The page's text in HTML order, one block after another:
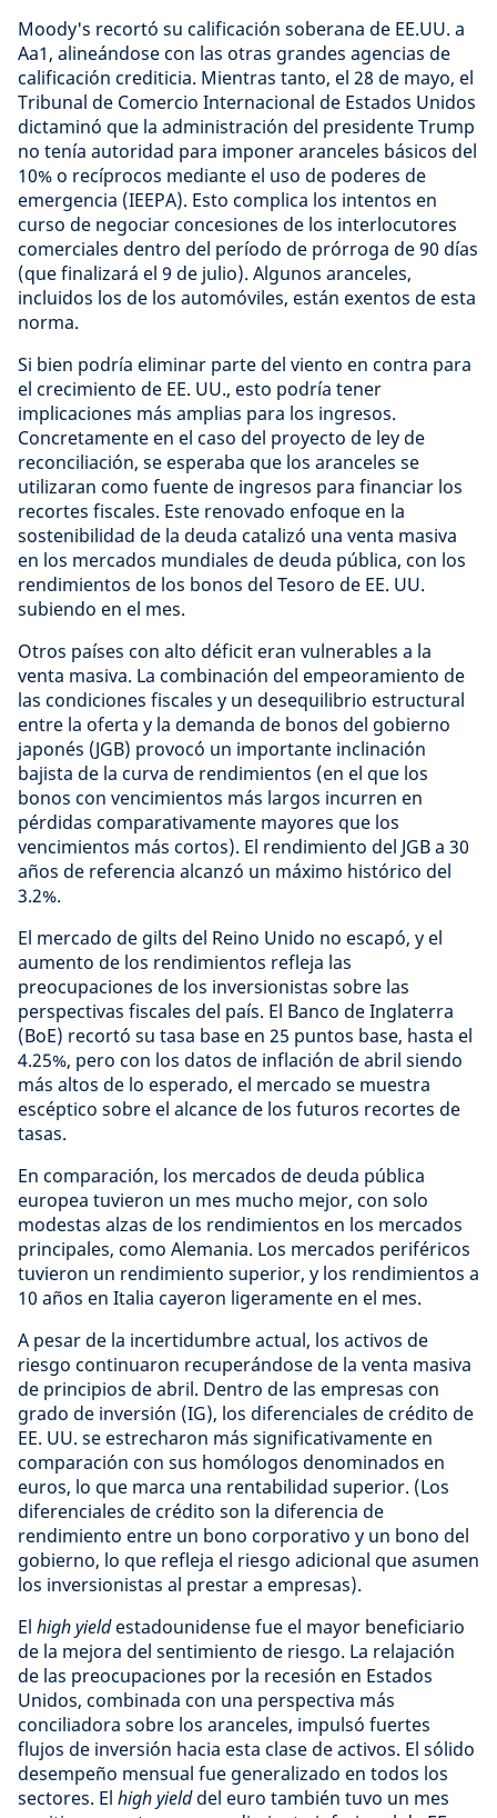
Moody's recortó su calificación soberana de EE.UU. a
Aa1, alineándose con las otras grandes agencias de
calificación crediticia. Mientras tanto, el 28 de mayo, el
Tribunal de Comercio Internacional de Estados Unidos
dictaminó que la administración del presidente Trump
no tenía autoridad para imponer aranceles básicos del
10% o recíprocos mediante el uso de poderes de
emergencia (IEEPA). Esto complica los intentos en
curso de negociar concesiones de los interlocutores
comerciales dentro del período de prórroga de 90 días
(que finalizará el 9 de julio). Algunos aranceles,
incluidos los de los automóviles, están exentos de esta
norma.
Si bien podría eliminar parte del viento en contra para
el crecimiento de EE. UU., esto podría tener
implicaciones más amplias para los ingresos.
Concretamente en el caso del proyecto de ley de
reconciliación, se esperaba que los aranceles se
utilizaran como fuente de ingresos para financiar los
recortes fiscales. Este renovado enfoque en la
sostenibilidad de la deuda catalizó una venta masiva
en los mercados mundiales de deuda pública, con los
rendimientos de los bonos del Tesoro de EE. UU.
subiendo en el mes.
Otros países con alto déficit eran vulnerables a la
venta masiva. La combinación del empeoramiento de
las condiciones fiscales y un desequilibrio estructural
entre la oferta y la demanda de bonos del gobierno
japonés (JGB) provocó un importante inclinación
bajista de la curva de rendimientos (en el que los
bonos con vencimientos más largos incurren en
pérdidas comparativamente mayores que los
vencimientos más cortos). El rendimiento del JGB a 30
años de referencia alcanzó un máximo histórico del
3.2%.
El mercado de gilts del Reino Unido no escapó, y el
aumento de los rendimientos refleja las
preocupaciones de los inversionistas sobre las
perspectivas fiscales del país. El Banco de Inglaterra
(BoE) recortó su tasa base en 25 puntos base, hasta el
4.25%, pero con los datos de inflación de abril siendo
más altos de lo esperado, el mercado se muestra
escéptico sobre el alcance de los futuros recortes de
tasas.
En comparación, los mercados de deuda pública
europea tuvieron un mes mucho mejor, con solo
modestas alzas de los rendimientos en los mercados
principales, como Alemania. Los mercados periféricos
tuvieron un rendimiento superior, y los rendimientos a
10 años en Italia cayeron ligeramente en el mes.
A pesar de la incertidumbre actual, los activos de
riesgo continuaron recuperándose de la venta masiva
de principios de abril. Dentro de las empresas con
grado de inversión (IG), los diferenciales de crédito de
EE. UU. se estrecharon más significativamente en
comparación con sus homólogos denominados en
euros, lo que marca una rentabilidad superior. (Los
diferenciales de crédito son la diferencia de
rendimiento entre un bono corporativo y un bono del
gobierno, lo que refleja el riesgo adicional que asumen
los inversionistas al prestar a empresas).
El high yieldestadounidense fue el mayor beneficiario
de la mejora del sentimiento de riesgo. La relajación
de las preocupaciones por la recesión en Estados
Unidos, combinada con una perspectiva más
conciliadora sobre los aranceles, impulsó fuertes
flujos de inversión hacia esta clase de activos. El sólido
desempeño mensual fue generalizado en todos los
sectores. El high yielddel euro también tuvo un mes